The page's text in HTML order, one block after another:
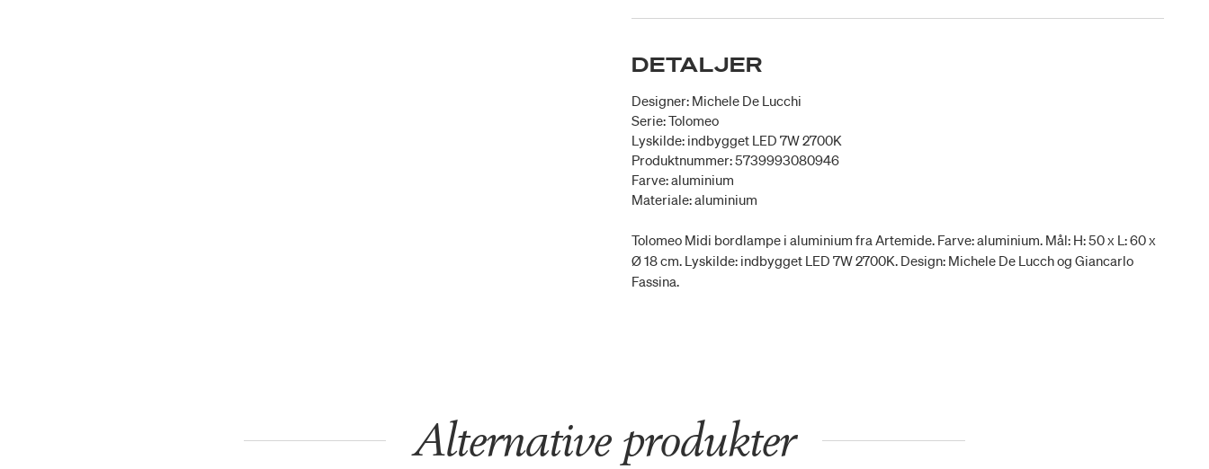
DETALJER
Designer: Michele De Lucchi
Serie: Tolomeo
Lyskilde: indbygget LED 7W 2700K
Produktnummer: 5739993080946
Farve: aluminium
Materiale: aluminium
Tolomeo Midi bordlampe i aluminium fra Artemide. Farve: aluminium. Mål: H: 50 x L: 60 x
Ø 18 cm. Lyskilde: indbygget LED 7W 2700K. Design: Michele De Lucch og Giancarlo
Fassina.
Alternative produkter